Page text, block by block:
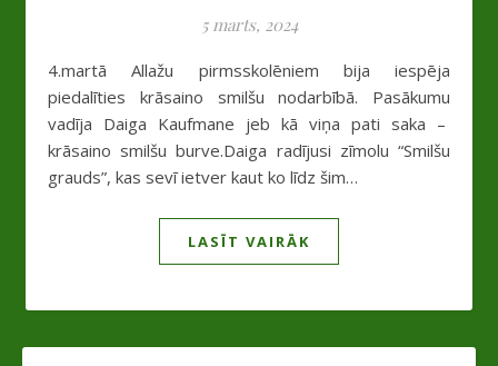
5 marts, 2024
4.martā Allažu pirmsskolēniem bija iespēja
piedalīties krāsaino smilšu nodarbībā. Pasākumu
vadīja Daiga Kaufmane jeb kā viņa pati saka –
krāsaino smilšu burve.Daiga radījusi zīmolu “Smilšu
grauds”, kas sevī ietver kaut ko līdz šim…
LASĪT VAIRĀK